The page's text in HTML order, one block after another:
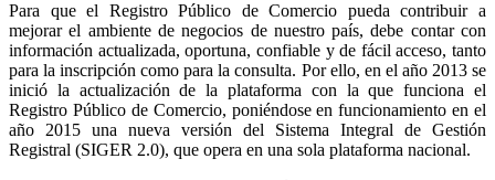
Para que el Registro Público de Comercio pueda contribuir a
mejorar el ambiente de negocios de nuestro país, debe contar con
información actualizada, oportuna, confiable y de fácil acceso, tanto
para la inscripción como para la consulta. Por ello, en el año 2013 se
inició la actualización de la plataforma con la que funciona el
Registro Público de Comercio, poniéndose en funcionamiento en el
año 2015 una nueva versión del Sistema Integral de Gestión
Registral (SIGER 2.0), que opera en una sola plataforma nacional.